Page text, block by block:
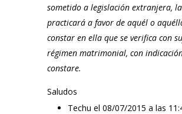
sometido a legislación extranjera,
practicará a favor de aquél o
constar en ella que se verifica con
régimen matrimonial, con
constare.
Saludos
Techu el 08/07/2015 a las